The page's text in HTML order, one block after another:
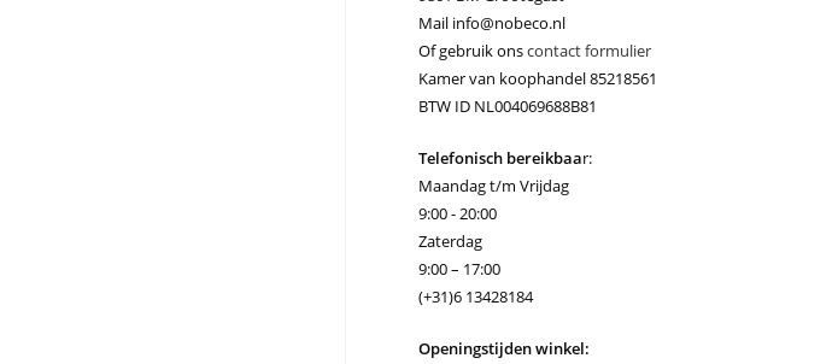
Mail info@nobeco.nl
Of gebruik onscontact formulier
Kamer van koophandel 85218561
BTW ID NL004069688B81
Telefonisch bereikbaar:
Maandag t/m Vrijdag
9:00 - 20:00
Zaterdag
9:00 – 17:00
(+31)6 13428184
Openingstijden winkel: